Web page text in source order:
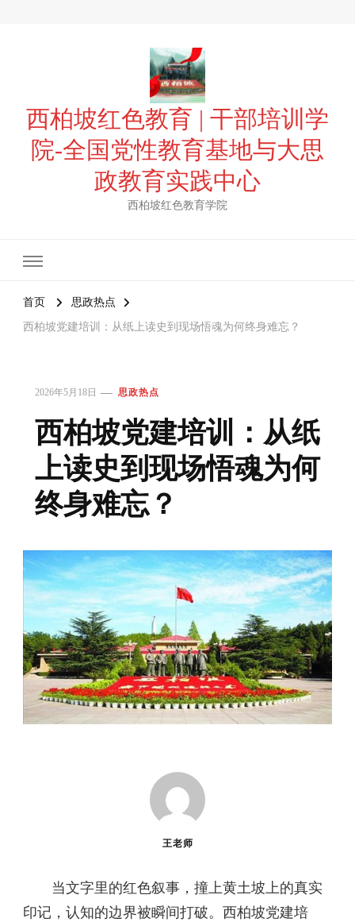
西柏坡红色教育 | 干部培训学
院-全国党性教育基地与大思
政教育实践中心
西柏坡红色教育学院
首页 思政热点
西柏坡党建培训：从纸上读史到现场悟魂为何终身难忘？
2026年5月18日 思政热点
西柏坡党建培训：从纸
上读史到现场悟魂为何
终身难忘？
王老师
当文字里的红色叙事，撞上黄土坡上的真实
印记，认知的边界被瞬间打破。西柏坡党建培